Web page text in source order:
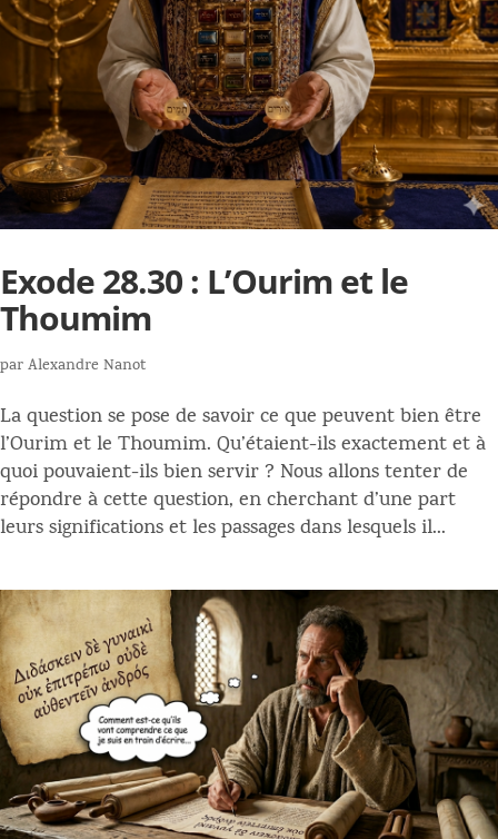
Exode 28.30 : L’Ourim et le
Thoumim
parAlexandre Nanot
La question se pose de savoir ce que peuvent bien être
l’Ourim et le Thoumim. Qu’étaient-ils exactement et à
quoi pouvaient-ils bien servir ? Nous allons tenter de
répondre à cette question, en cherchant d’une part
leurs significations et les passages dans lesquels il...